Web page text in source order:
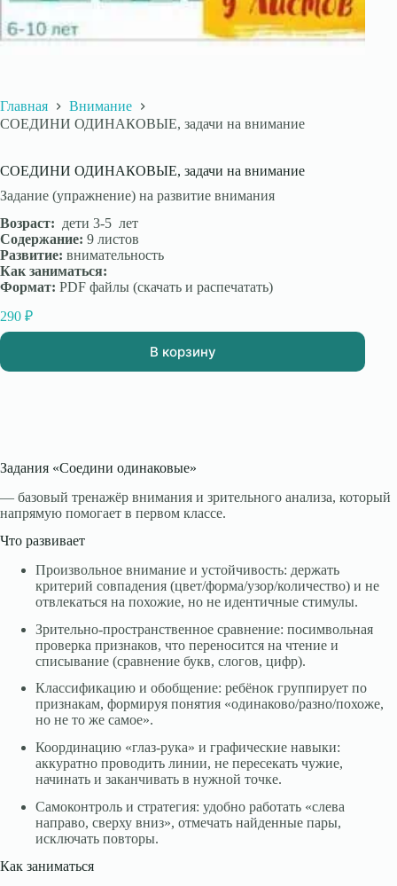
Главная
Внимание
СОЕДИНИ ОДИНАКОВЫЕ, задачи на внимание
СОЕДИНИ ОДИНАКОВЫЕ, задачи на внимание
Задание (упражнение) на развитие внимания
Возраст: дети 3-5 лет
Содержание: 9 листов
Развитие: внимательность
Как заниматься:
Формат: PDF файлы (скачать и распечатать)
290 ₽
В корзину
Задания «Соедини одинаковые»
— базовый тренажёр внимания и зрительного анализа, который
напрямую помогает в первом классе.
Что развивает
Произвольное внимание и устойчивость: держать
критерий совпадения (цвет/форма/узор/количество) и не
отвлекаться на похожие, но не идентичные стимулы.
Зрительно‑пространственное сравнение: посимвольная
проверка признаков, что переносится на чтение и
списывание (сравнение букв, слогов, цифр).
Классификацию и обобщение: ребёнок группирует по
признакам, формируя понятия «одинаково/разно/похоже,
но не то же самое».
Координацию «глаз‑рука» и графические навыки:
аккуратно проводить линии, не пересекать чужие,
начинать и заканчивать в нужной точке.
Самоконтроль и стратегия: удобно работать «слева
направо, сверху вниз», отмечать найденные пары,
исключать повторы.
Как заниматься